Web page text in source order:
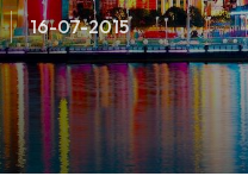
16-07-2015